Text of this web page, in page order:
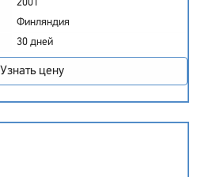
2001
Финляндия
30 дней
Узнать цену